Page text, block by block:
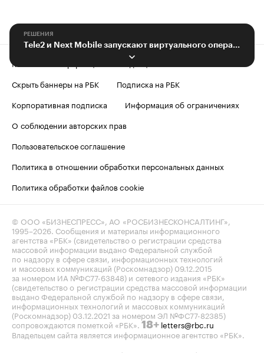
РЕШЕНИЯ
Tele2 и Next Mobile запускают виртуального оператора связи
Контактная информация
Скрыть баннеры на РБК
Подписка на РБК
Корпоративная подписка
Информация об ограничениях
О соблюдении авторских прав
Пользовательское соглашение
Политика в отношении обработки персональных данных
Политика обработки файлов cookie
© ООО «БИЗНЕСПРЕСС», АО «РОСБИЗНЕСКОНСАЛТИНГ»,
1995–2026. Сообщения и материалы информационного
агентства «РБК» (свидетельство о регистрации средства
массовой информации выдано Федеральной службой
по надзору в сфере связи, информационных технологий
и массовых коммуникаций (Роскомнадзор) 09.12.2015
за номером ИА №ФС77-63848) и сетевого издания «РБК»
(свидетельство о регистрации средства массовой информации
выдано Федеральной службой по надзору в сфере связи,
информационных технологий и массовых коммуникаций
(Роскомнадзор) 03.12.2021 за номером ЭЛ №ФС77-82385)
сопровождаются пометкой «РБК». 18+ letters@rbc.ru
Владельцем сайта является информационное агентство «РБК».